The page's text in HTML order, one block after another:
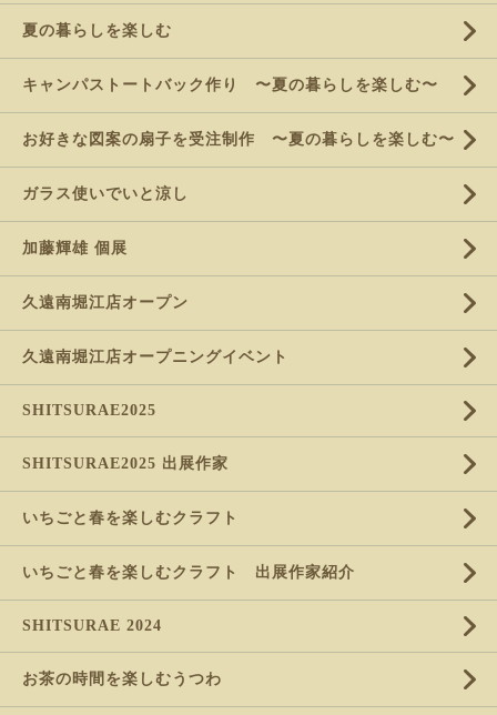
夏の暮らしを楽しむ
キャンパストートバック作り 〜夏の暮らしを楽しむ〜
お好きな図案の扇子を受注制作 〜夏の暮らしを楽しむ〜
ガラス使いでいと涼し
加藤輝雄 個展
久遠南堀江店オープン
久遠南堀江店オープニングイベント
SHITSURAE2025
SHITSURAE2025 出展作家
いちごと春を楽しむクラフト
いちごと春を楽しむクラフト 出展作家紹介
SHITSURAE 2024
お茶の時間を楽しむうつわ